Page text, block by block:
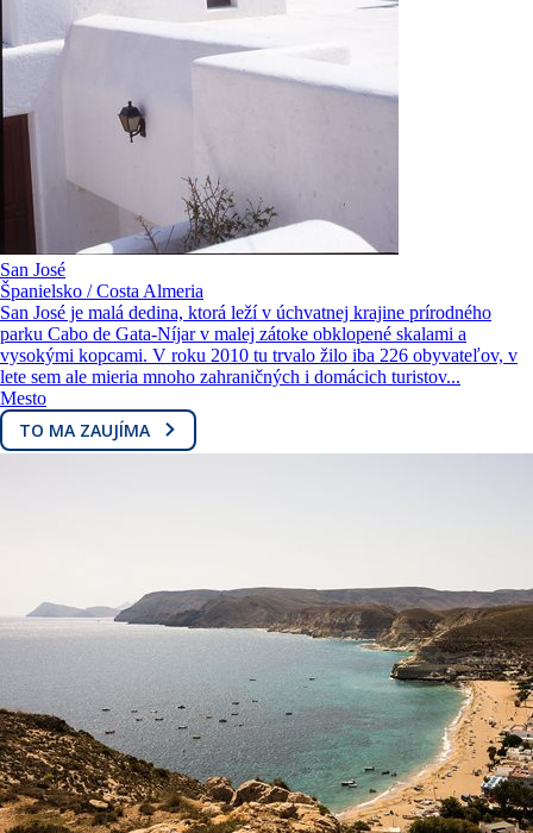
San José
Španielsko / Costa Almeria
San José je malá dedina, ktorá leží v úchvatnej krajine prírodného
parku Cabo de Gata-Níjar v malej zátoke obklopené skalami a
vysokými kopcami. V roku 2010 tu trvalo žilo iba 226 obyvateľov, v
lete sem ale mieria mnoho zahraničných i domácich turistov...
Mesto
TO MA ZAUJÍMA